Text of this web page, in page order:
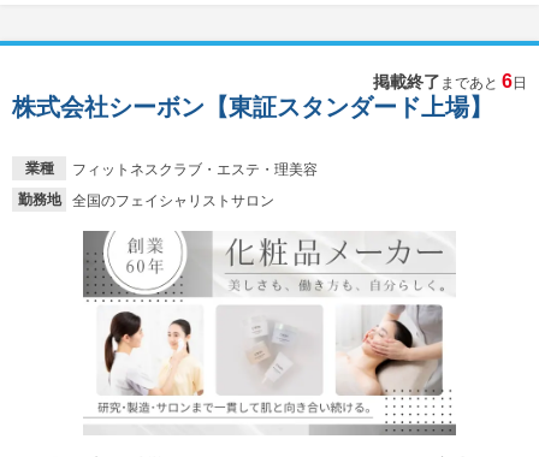
掲載終了 まであと 6日
業種
フィットネスクラブ・エステ・理美容
勤務地
全国のフェイシャリストサロン
株式会社シーボン【東証スタンダード上場】